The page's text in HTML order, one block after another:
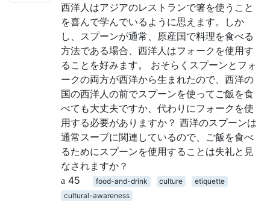
西洋人はアジアのレストランで箸を使うこと
を喜んで学んでいるように思えます。しか
し、スプーンが通常、原産国で料理を食べる
方法である場合、西洋人はフォークを使用す
ることを好みます。 おそらくスプーンとフォ
ークの両方が西洋から生まれたので、西洋の
国の西洋人の前でスプーンを使ってご飯を食
べても大丈夫ですか、代わりにフォークを使
用する必要がありますか？ 西洋のスプーンは
通常スープに関連しているので、ご飯を食べ
るためにスプーンを使用することは失礼と見
なされますか？
45
food-and-drink culture
etiquette
cultural-awareness